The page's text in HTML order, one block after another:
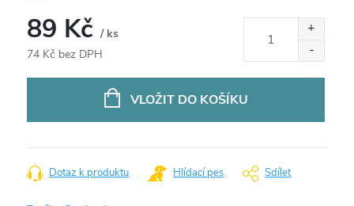
89 Kč/ ks
74 Kč bez DPH
VLOŽIT DO KOŠÍKU
Dotaz k produktu Hlídací pes Sdílet